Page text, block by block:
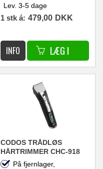
Lev. 3-5 dage
1 stk á: 479,00 DKK
CODOS TRÅDLØS
HÅRTRIMMER CHC-918
På fjernlager,